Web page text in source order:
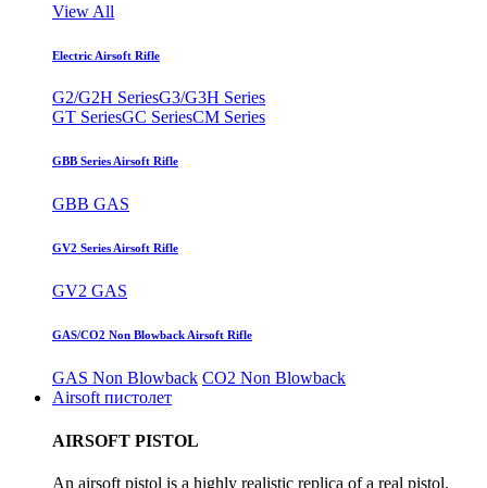
View All
Electric Airsoft Rifle
G2/G2H SeriesG3/G3H Series
GT SeriesGC SeriesCM Series
GBB Series Airsoft Rifle
GBB GAS
GV2 Series Airsoft Rifle
GV2 GAS
GAS/CO2 Non Blowback Airsoft Rifle
GAS Non Blowback CO2 Non Blowback
Airsoft пистолет
AIRSOFT PISTOL
An airsoft pistol is a highly realistic replica of a real pistol.